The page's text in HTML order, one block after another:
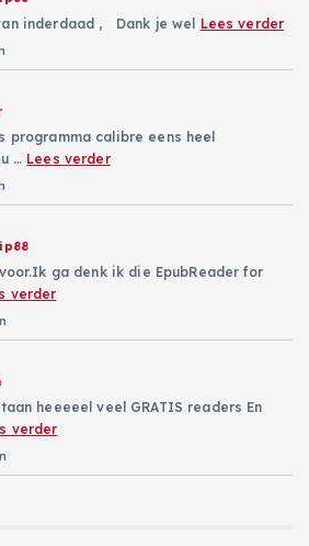
inderdaad , Dank je wel Lees verder
programma calibre eens heel
… Lees verder
ga denk ik die EpubReader for
verder
heeeeel veel GRATIS readers En
verder